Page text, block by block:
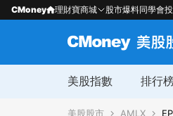
CMoney 理財寶商城 股市爆料同學會
美股指數 排行
美股股市 AMLX